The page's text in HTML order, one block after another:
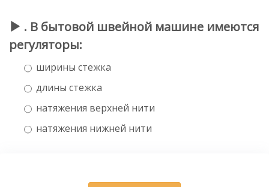
. В бытовой швейной машине имеются
регуляторы:
ширины стежка
длины стежка
натяжения верхней нити
натяжения нижней нити